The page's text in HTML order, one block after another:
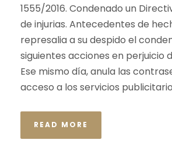
1555/2016. Condenado un
de injurias. Antecedentes de
represalia a su despido el
siguientes acciones en perjuicio
Ese mismo día, anula las
acceso a los servicios
READ MORE